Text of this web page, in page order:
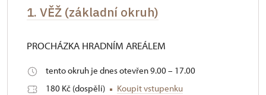
1. VĚŽ (základní okruh)
PROCHÁZKA HRADNÍM AREÁLEM
tento okruh je dnes otevřen 9.00 – 17.00
180 Kč (dospělí)
Koupit vstupenku